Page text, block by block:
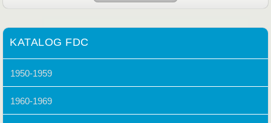
KATALOG FDC
1950-1959
1960-1969